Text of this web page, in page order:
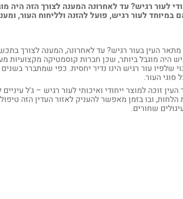
לעור רגיש? עד לאחרונה המענה לצורך הזה
לעור רגיש, פועל להזנה ולליחוח העור,
העין בעור רגיש? עד לאחרונה, המענה לצורך
היה מוגבל ביותר, שכן חברות קוסמטיקה מקצועיות
שלפיו עור רגיש הינו נדיר יחסית. כפי שמתברר
סוגי העור.
זוכה למוצר ייחודי ואיכותי לעור רגיש – ג'ל
ובו בזמן מאפשר להעניק לאזור העדין הזה
שחורים.